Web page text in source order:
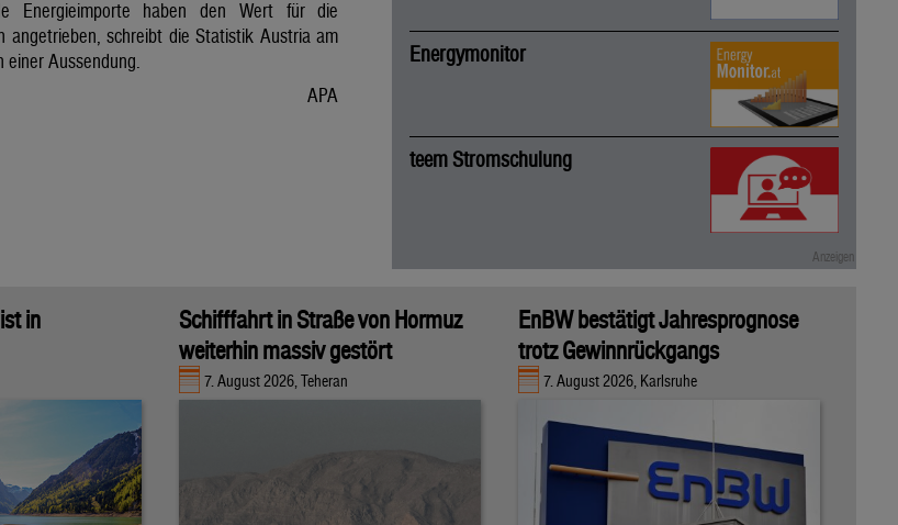
Energieimporte haben den Wert für die
angetrieben, schreibt die Statistik Austria am
einer Aussendung.
APA
Energymonitor
teem Stromschulung
in
Schifffahrt in Straße von Hormuz
weiterhin massiv gestört
7. August 2026, Teheran
EnBW bestätigt Jahresprognose
trotz Gewinnrückgangs
7. August 2026, Karlsruhe